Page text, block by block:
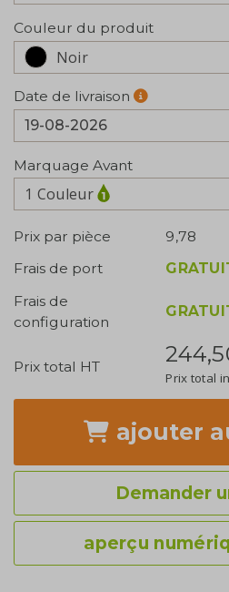
Couleur du produit
Noir
Date de livraison
Marquage Avant
1 Couleur
Prix par pièce
9,78
Frais de port
Frais de
configuration
Prix total HT
Prix total
ajouter
Demander
aperçu